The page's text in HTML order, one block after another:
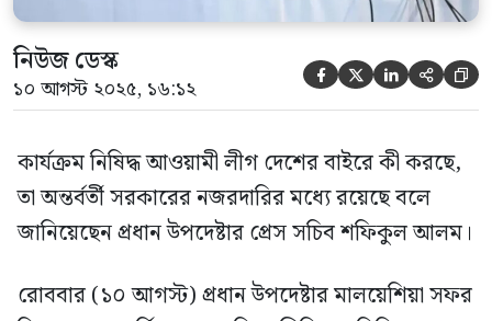
নিউজ ডেস্ক
১০ আগস্ট ২০২৫, ১৬:১২     
কার্যক্রম নিষিদ্ধ আওয়ামী লীগ দেশের বাইরে কী করছে,
তা অন্তর্বর্তী সরকারের নজরদারির মধ্যে রয়েছে বলে
জানিয়েছেন প্রধান উপদেষ্টার প্রেস সচিব শফিকুল আলম।
রোববার (১০ আগস্ট) প্রধান উপদেষ্টার মালয়েশিয়া সফর